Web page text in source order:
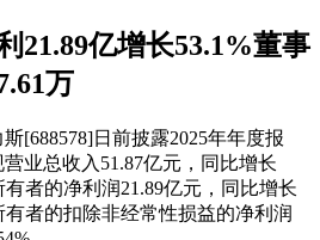
21.89亿增长53.1%董事
万
[688578]日前披露2025年年度报
业总收入51.87亿元，同比增长
者的净利润21.89亿元，同比增长
有者的扣除非经常性损益的净利润